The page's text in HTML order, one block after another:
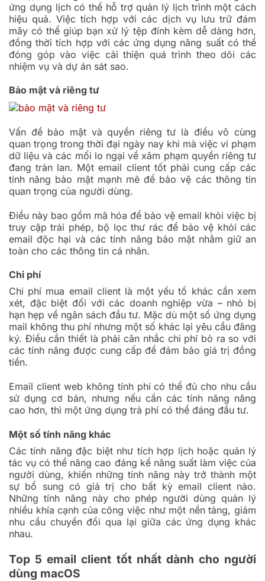
ứng dụng lịch có thể hỗ trợ quản lý lịch trình một cách
hiệu quả. Việc tích hợp với các dịch vụ lưu trữ đám
mây có thể giúp bạn xử lý tệp đính kèm dễ dàng hơn,
đồng thời tích hợp với các ứng dụng năng suất có thể
đóng góp vào việc cải thiện quá trình theo dõi các
nhiệm vụ và dự án sát sao.
Bảo mật và riêng tư
Vấn đề bảo mật và quyền riêng tư là điều vô cùng
quan trọng trong thời đại ngày nay khi mà việc vi phạm
dữ liệu và các mối lo ngại về xâm phạm quyền riêng tư
đang tràn lan. Một email client tốt phải cung cấp các
tính năng bảo mật mạnh mẽ để bảo vệ các thông tin
quan trọng của người dùng.
Điều này bao gồm mã hóa để bảo vệ email khỏi việc bị
truy cập trái phép, bộ lọc thư rác để bảo vệ khỏi các
email độc hại và các tính năng bảo mật nhằm giữ an
toàn cho các thông tin cá nhân.
Chi phí
Chi phí mua email client là một yếu tố khác cần xem
xét, đặc biệt đối với các doanh nghiệp vừa – nhỏ bị
hạn hẹp về ngân sách đầu tư. Mặc dù một số ứng dụng
mail không thu phí nhưng một số khác lại yêu cầu đăng
ký. Điều cần thiết là phải cân nhắc chi phí bỏ ra so với
các tính năng được cung cấp để đảm bảo giá trị đồng
tiền.
Email client web không tính phí có thể đủ cho nhu cầu
sử dụng cơ bản, nhưng nếu cần các tính năng nâng
cao hơn, thì một ứng dụng trả phí có thể đáng đầu tư.
Một số tính năng khác
Các tính năng đặc biệt như tích hợp lịch hoặc quản lý
tác vụ có thể nâng cao đáng kể năng suất làm việc của
người dùng, khiến những tính năng này trở thành một
sự bổ sung có giá trị cho bất kỳ email client nào.
Những tính năng này cho phép người dùng quản lý
nhiều khía cạnh của công việc như một nền tảng, giảm
nhu cầu chuyển đổi qua lại giữa các ứng dụng khác
nhau.
Top 5 email client tốt nhất dành cho người
dùng macOS